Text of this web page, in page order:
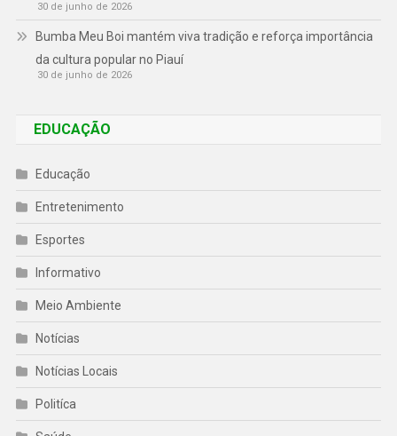
30 de junho de 2026
Bumba Meu Boi mantém viva tradição e reforça importância
da cultura popular no Piauí
30 de junho de 2026
EDUCAÇÃO
Educação
Entretenimento
Esportes
Informativo
Meio Ambiente
Notícias
Notícias Locais
Politíca